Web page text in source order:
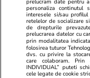
Primele nume
premier tehnocrat
avansate în
Varianta respinsă
Nicușor Dan
prelucram date pentru
personaliza
interesele si/sau
retelelor de socializare
de drepturile
prelucrarea datelor cu
prin modalitatea
folosirea tuturor
dvs. cu privire la
care colaboram. Prin
INDIVIDUAL” puteti
cele legate de cookie